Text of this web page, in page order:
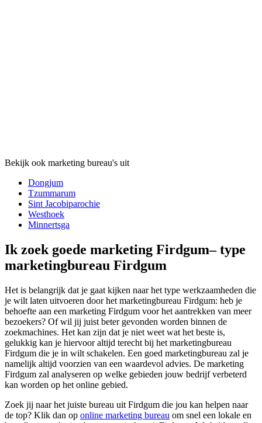
Bekijk ook marketing bureau's uit
Dongjum
Tzummarum
Sint Jacobiparochie
Westhoek
Minnertsga
Ik zoek goede marketing Firdgum– type
marketingbureau Firdgum
Het is belangrijk dat je gaat kijken naar het type werkzaamheden die
je wilt laten uitvoeren door het marketingbureau Firdgum: heb je
behoefte aan een marketing Firdgum voor het aantrekken van meer
bezoekers? Of wil jij juist beter gevonden worden binnen de
zoekmachines. Het kan zijn dat je niet weet wat het beste is,
gelukkig kan je hiervoor altijd terecht bij het marketingbureau
Firdgum die je in wilt schakelen. Een goed marketingbureau zal je
namelijk altijd voorzien van een waardevol advies. De marketing
Firdgum zal analyseren op welke gebieden jouw bedrijf verbeterd
kan worden op het online gebied.
Zoek jij naar het juiste bureau uit Firdgum die jou kan helpen naar
de top? Klik dan op online marketing bureau om snel een lokale en